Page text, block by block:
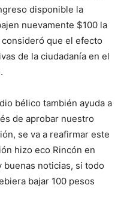
disponible la
nuevamente $100 la
que el efecto
de la ciudadanía en el
bélico también ayuda a
de aprobar nuestro
se va a reafirmar este
hizo eco Rincón en
buenas noticias, si todo
bajar 100 pesos